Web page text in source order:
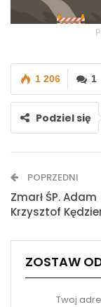
1
1 206
Podziel się
Drukuj
POPRZEDNI
Zmarł ŚP. Adam
Krzysztof
ZOSTAW
Twoj